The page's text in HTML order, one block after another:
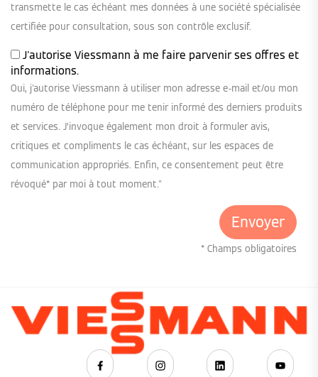
transmette le cas échéant mes données à une société spécialisée
certifiée pour consultation, sous son contrôle exclusif.
J'autorise Viessmann à me faire parvenir ses offres et
informations.
Oui, j'autorise Viessmann à utiliser mon adresse e-mail et/ou mon
numéro de téléphone pour me tenir informé des derniers produits
et services. J’invoque également mon droit à formuler avis,
critiques et compliments le cas échéant, sur les espaces de
communication appropriés. Enfin, ce consentement peut être
révoqué* par moi à tout moment."
* Champs obligatoires